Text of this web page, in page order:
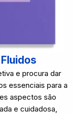
e procura dar
essenciais para a
aspectos são
e cuidadosa,